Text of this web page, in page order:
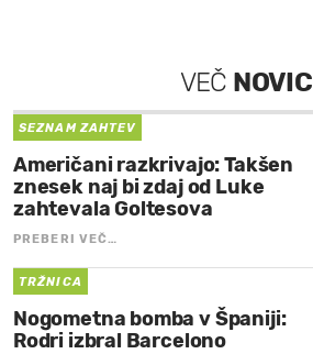
VEČ NOVIC
SEZNAM ZAHTEV
Američani razkrivajo: Takšen
znesek naj bi zdaj od Luke
zahtevala Goltesova
PREBERI VEČ…
TRŽNICA
Nogometna bomba v Španiji:
Rodri izbral Barcelono